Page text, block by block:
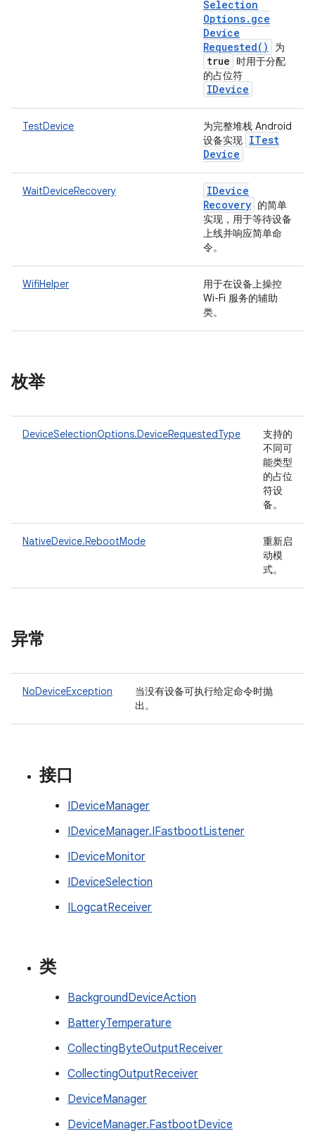
Selection
Options. gce
Device
Requested( ) 为
true
时用于分配
的占位符
IDevice
TestDevice
为完整堆栈 Android
设备实现 ITest
Device
WaitDeviceRecovery
IDevice
Recovery 的简单
实现，用于等待设备
上线并响应简单命
令。
WifiHelper
用于在设备上操控
Wi-Fi 服务的辅助
类。
枚举
DeviceSelectionOptions.DeviceRequestedType
支持的
不同可
能类型
的占位
符设
备。
NativeDevice.RebootMode
重新启
动模
式。
异常
NoDeviceException
当没有设备可执行给定命令时抛
出。
接口
IDeviceManager
IDeviceManager.IFastbootListener
IDeviceMonitor
IDeviceSelection
ILogcatReceiver
类
BackgroundDeviceAction
BatteryTemperature
CollectingByteOutputReceiver
CollectingOutputReceiver
DeviceManager
DeviceManager.FastbootDevice